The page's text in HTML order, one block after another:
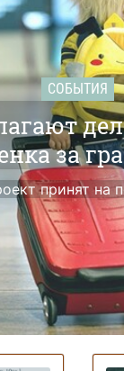
СОБЫТИЯ
за
принят на